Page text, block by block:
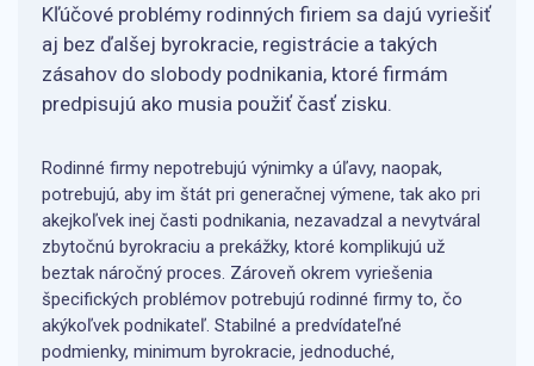
Kľúčové problémy rodinných firiem sa dajú vyriešiť
aj bez ďalšej byrokracie, registrácie a takých
zásahov do slobody podnikania, ktoré firmám
predpisujú ako musia použiť časť zisku.
Rodinné firmy nepotrebujú výnimky a úľavy, naopak,
potrebujú, aby im štát pri generačnej výmene, tak ako pri
akejkoľvek inej časti podnikania, nezavadzal a nevytváral
zbytočnú byrokraciu a prekážky, ktoré komplikujú už
beztak náročný proces. Zároveň okrem vyriešenia
špecifických problémov potrebujú rodinné firmy to, čo
akýkoľvek podnikateľ. Stabilné a predvídateľné
podmienky, minimum byrokracie, jednoduché,